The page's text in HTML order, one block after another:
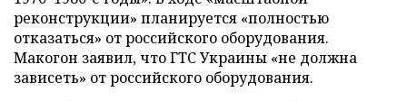
реконструкции» планируется «полностью
отказаться» от российского оборудования.
Макогон заявил, что ГТС Украины «не должна
зависеть» от российского оборудования.